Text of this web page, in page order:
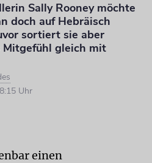
Sally Rooney möchte
doch auf Hebräisch
sortiert sie aber
Mitgefühl gleich mit
Uhr
einen